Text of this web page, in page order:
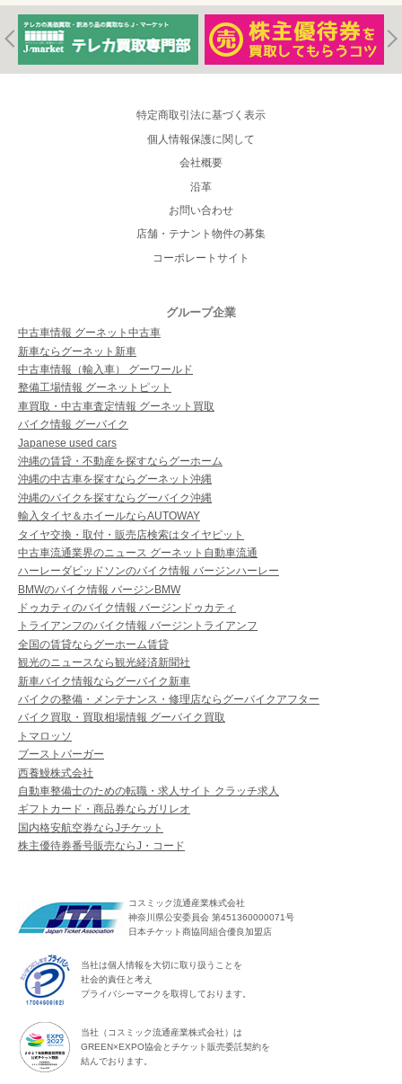
特定商取引法に基づく表示
個人情報保護に関して
会社概要
沿革
お問い合わせ
店舗・テナント物件の募集
コーポレートサイト
グループ企業
中古車情報 グーネット中古車
新車ならグーネット新車
中古車情報（輸入車） グーワールド
整備工場情報 グーネットピット
車買取・中古車査定情報 グーネット買取
バイク情報 グーバイク
Japanese used cars
沖縄の賃貸・不動産を探すならグーホーム
沖縄の中古車を探すならグーネット沖縄
沖縄のバイクを探すならグーバイク沖縄
輸入タイヤ＆ホイールならAUTOWAY
タイヤ交換・取付・販売店検索はタイヤピット
中古車流通業界のニュース グーネット自動車流通
ハーレーダビッドソンのバイク情報 バージンハーレー
BMWのバイク情報 バージンBMW
ドゥカティのバイク情報 バージンドゥカティ
トライアンフのバイク情報 バージントライアンフ
全国の賃貸ならグーホーム賃貸
観光のニュースなら観光経済新聞社
新車バイク情報ならグーバイク新車
バイクの整備・メンテナンス・修理店ならグーバイクアフター
バイク買取・買取相場情報 グーバイク買取
トマロッソ
ブーストバーガー
西養鰻株式会社
自動車整備士のための転職・求人サイト クラッチ求人
ギフトカード・商品券ならガリレオ
国内格安航空券ならJチケット
株主優待券番号販売ならJ・コード
コスミック流通産業株式会社
神奈川県公安委員会 第451360000071号
日本チケット商協同組合優良加盟店
当社は個人情報を大切に取り扱うことを
社会的責任と考え
プライバシーマークを取得しております。
当社（コスミック流通産業株式会社）は
GREEN×EXPO協会とチケット販売委託契約を
結んでおります。